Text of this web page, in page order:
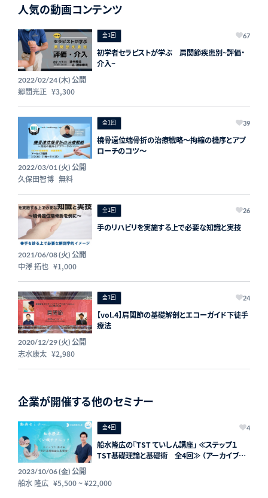
人気の動画コンテンツ
全1回 67
初学者セラピストが学ぶ 肩関節疾患別~評価・
介入~
2022/02/24 (木) 公開
郷間光正 ¥3,300
全1回 39
橈骨遠位端骨折の治療戦略～拘縮の機序とアプ
ローチのコツ～
2022/03/01 (火) 公開
久保田智博 無料
全1回 26
手のリハビリを実施する上で必要な知識と実技
2021/06/08 (火) 公開
中澤 拓也 ¥1,000
全1回 24
【vol.4】肩関節の基礎解剖とエコーガイド下徒手
療法
2020/12/29 (火) 公開
志水康太 ¥2,980
企業が開催する他のセミナー
全4回 4
船水隆広の『TST ていしん講座」 ≪ステップ１
TST基礎理論と基礎術 全4回≫ （アーカイブ付
2023/10/06 (金) 公開
船水 隆広 ¥5,500~¥22,000